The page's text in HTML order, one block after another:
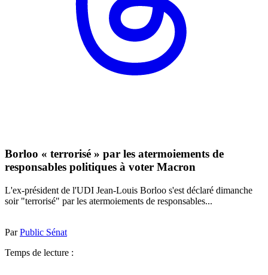
Borloo « terrorisé » par les atermoiements de
responsables politiques à voter Macron
L'ex-président de l'UDI Jean-Louis Borloo s'est déclaré dimanche
soir "terrorisé" par les atermoiements de responsables...
ParPublic Sénat
Temps de lecture :